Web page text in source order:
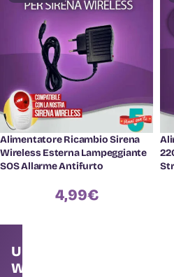
Alimentatore Ricambio Sirena
Wireless Esterna Lampeggiante
SOS Allarme Antifurto
4,99€
Unisciti alla community
WallMall